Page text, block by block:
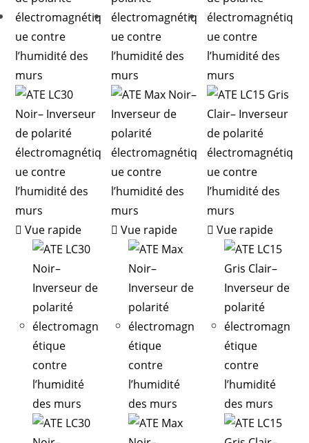
Vue rapide Vue rapide Vue rapide